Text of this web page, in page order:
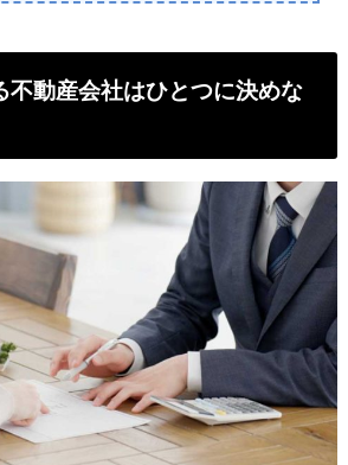
不動産会社はひとつに決めな